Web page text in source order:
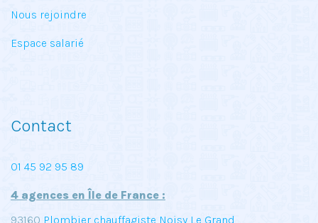
Nous rejoindre
Espace salarié
Contact
01 45 92 95 89
4 agences en Île de France :
93160 Plombier chauffagiste Noisy Le Grand